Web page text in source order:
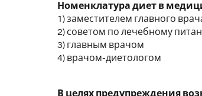
Номенклатура диет в
1) заместителем главного
2) советом по лечебному
3) главным врачом
4) врачом-диетологом
В целях предупреждения